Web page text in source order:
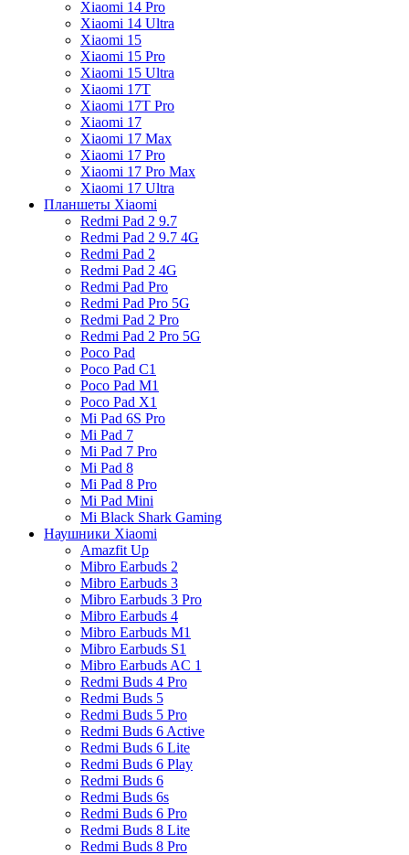
Xiaomi 14 Pro
Xiaomi 14 Ultra
Xiaomi 15
Xiaomi 15 Pro
Xiaomi 15 Ultra
Xiaomi 17T
Xiaomi 17T Pro
Xiaomi 17
Xiaomi 17 Max
Xiaomi 17 Pro
Xiaomi 17 Pro Max
Xiaomi 17 Ultra
Планшеты Xiaomi
Redmi Pad 2 9.7
Redmi Pad 2 9.7 4G
Redmi Pad 2
Redmi Pad 2 4G
Redmi Pad Pro
Redmi Pad Pro 5G
Redmi Pad 2 Pro
Redmi Pad 2 Pro 5G
Poco Pad
Poco Pad C1
Poco Pad M1
Poco Pad X1
Mi Pad 6S Pro
Mi Pad 7
Mi Pad 7 Pro
Mi Pad 8
Mi Pad 8 Pro
Mi Pad Mini
Mi Black Shark Gaming
Наушники Xiaomi
Amazfit Up
Mibro Earbuds 2
Mibro Earbuds 3
Mibro Earbuds 3 Pro
Mibro Earbuds 4
Mibro Earbuds M1
Mibro Earbuds S1
Mibro Earbuds AC 1
Redmi Buds 4 Pro
Redmi Buds 5
Redmi Buds 5 Pro
Redmi Buds 6 Active
Redmi Buds 6 Lite
Redmi Buds 6 Play
Redmi Buds 6
Redmi Buds 6s
Redmi Buds 6 Pro
Redmi Buds 8 Lite
Redmi Buds 8 Pro